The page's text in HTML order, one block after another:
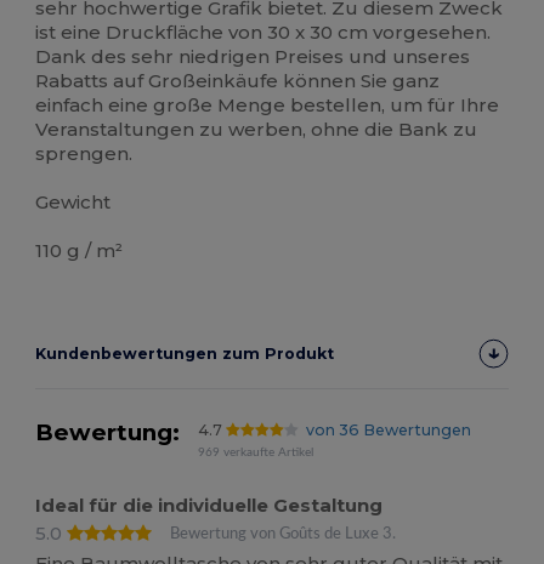
sehr hochwertige Grafik bietet. Zu diesem Zweck
ist eine Druckfläche von 30 x 30 cm vorgesehen.
Dank des sehr niedrigen Preises und unseres
Rabatts auf Großeinkäufe können Sie ganz
einfach eine große Menge bestellen, um für Ihre
Veranstaltungen zu werben, ohne die Bank zu
sprengen.
Gewicht
110 g / m²
Kundenbewertungen zum Produkt
Bewertung: 4.7 von 36 Bewertungen
969 verkaufte Artikel
Ideal für die individuelle Gestaltung
5.0
Bewertung von Goûts de Luxe 3.